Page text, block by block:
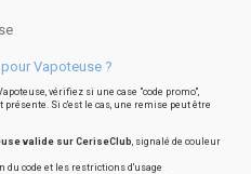
Vapoteuse ?
vérifiez si une case "code promo",
présente. Si c'est le cas, une remise peut être
valide sur CeriseClub, signalé de couleur
code et les restrictions d'usage